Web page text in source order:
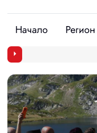
Начало Регион